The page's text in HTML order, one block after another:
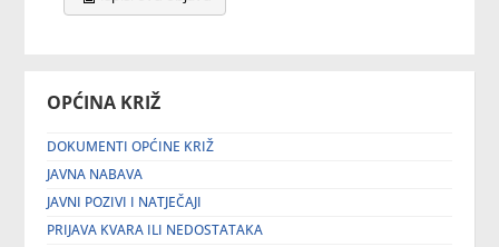
OPĆINA KRIŽ
DOKUMENTI OPĆINE KRIŽ
JAVNA NABAVA
JAVNI POZIVI I NATJEČAJI
PRIJAVA KVARA ILI NEDOSTATAKA